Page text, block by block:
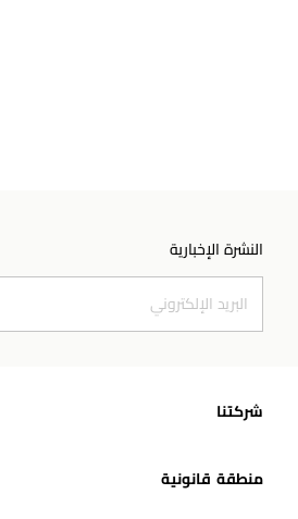
النشرة الإخبارية
شركتنا
منطقة قانونية